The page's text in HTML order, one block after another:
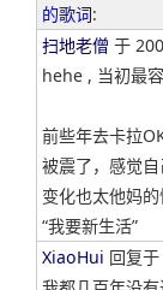
的歌词:
扫地老僧 于
hehe , 当初最
前些年去卡拉
被震了，感觉
变化也太他妈
“我要新生活”
XiaoHui 回复